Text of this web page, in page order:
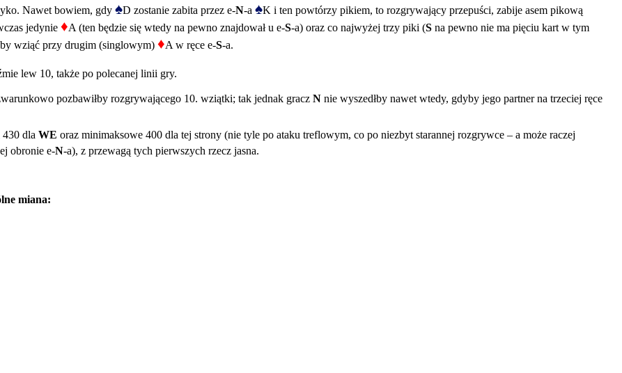
Nawet bowiem, gdy ♠D zostanie zabita przez e-N-a ♠K i ten powtórzy pikiem, to rozgrywający przepuści, zabije asem pikową
jedynie ♦A (ten będzie się wtedy na pewno znajdował u e-S-a) oraz co najwyżej trzy piki (S na pewno nie ma pięciu kart w tym
wziąć przy drugim (singlowym) ♦A w ręce e-S-a.
lew 10, także po polecanej linii gry.
pozbawiłby rozgrywającego 10. wziątki; tak jednak gracz N nie wyszedłby nawet wtedy, gdyby jego partner na trzeciej ręce
dla WE oraz minimaksowe 400 dla tej strony (nie tyle po ataku treflowym, co po niezbyt starannej rozgrywce – a może raczej
obronie e-N-a), z przewagą tych pierwszych rzecz jasna.
miana: